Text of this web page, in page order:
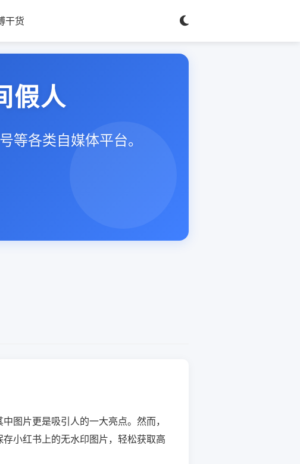
干货
假人
等各类自媒体平台。
图片更是吸引人的一大亮点。然而，
小红书上的无水印图片，轻松获取高